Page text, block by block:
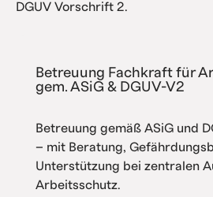
DGUV Vorschrift 2.
Betreuung Fachkraft für
gem. ASiG & DGUV-V2
Betreuung gemäß ASiG und
– mit Beratung,
Unterstützung bei zentralen
Arbeitsschutz.